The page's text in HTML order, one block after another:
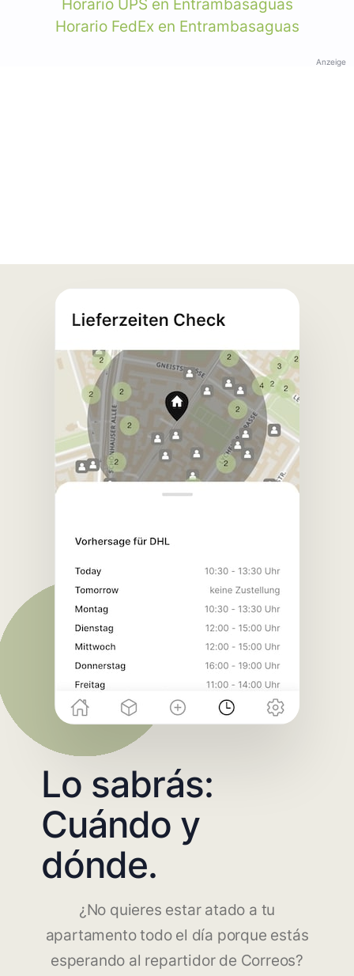
Horario UPS en Entrambasaguas
Horario FedEx en Entrambasaguas
Anzeige
Lo sabrás:
Cuándo y
dónde.
¿No quieres estar atado a tu
apartamento todo el día porque estás
esperando al repartidor de Correos?